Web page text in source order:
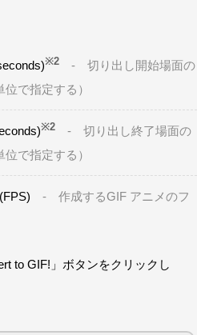
※2
- 切り出し開始場面の
で指定する）
※2
- 切り出し終了場面の
で指定する）
(FPS) - 作成するGIF アニメのフ
to GIF!」ボタンをクリックし